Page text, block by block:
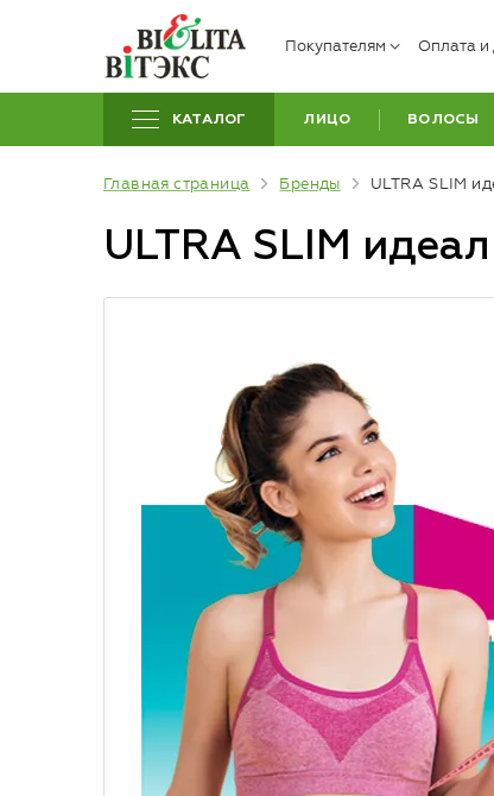
Покупателям Оплата и
КАТАЛОГ ЛИЦО ВОЛОСЫ
Главная страница Бренды ULTRA SLIM
ULTRA SLIM